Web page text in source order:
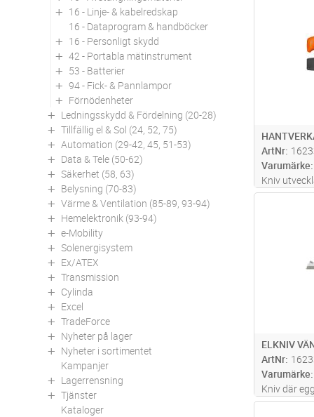
16 - Linje- & kabelredskap
16 - Dataprogram & handböcker
16 - Personligt skydd
42 - Portabla mätinstrument
53 - Batterier
94 - Fick- & Pannlampor
Förnödenheter
Ledningsskydd & Fördelning (20-28)
Tillfällig el & Sol (24, 52, 75)
Automation (29-42, 45, 51-53)
Data & Tele (50-62)
Säkerhet (58, 63)
Belysning (70-83)
Värme & Ventilation (85-89, 93-94)
Hemelektronik (93-94)
e-Mobility
Solenergisystem
Ex/ATEX
Transmission
Cylinda
Excel
TradeForce
Nyheter på lager
Nyheter i sortimentet
Kampanjer
Lagerrensning
Tjänster
Kataloger
lossnar,
ArtNr
Varumärke
Kniv
ELKNIV
ArtNr
Varumärke
Kniv där
utformning